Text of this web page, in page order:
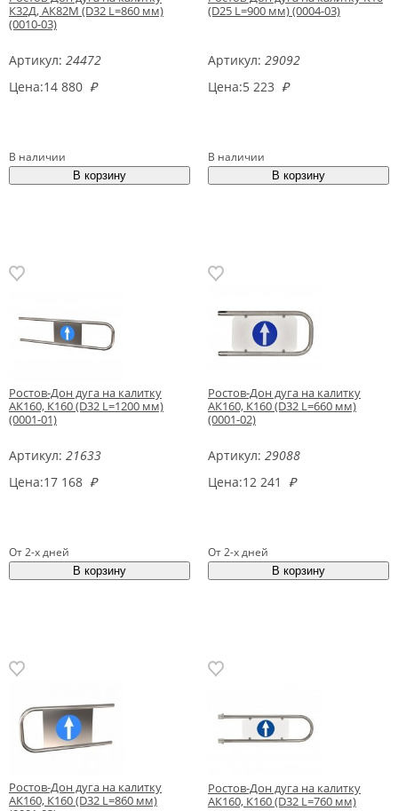
К32Д, АК82М (D32 L=860 мм)
(0010-03)
Артикул: 24472
Цена:14 880 ₽
В наличии
(D25 L=900 мм) (0004-03)
Артикул: 29092
Цена:5 223 ₽
В наличии
Ростов-Дон дуга на калитку
АК160, К160 (D32 L=1200 мм)
(0001-01)
Артикул: 21633
Цена:17 168 ₽
От 2-х дней
Ростов-Дон дуга на калитку
АК160, К160 (D32 L=660 мм)
(0001-02)
Артикул: 29088
Цена:12 241 ₽
От 2-х дней
Ростов-Дон дуга на калитку
АК160, К160 (D32 L=860 мм)
Ростов-Дон дуга на калитку
АК160, К160 (D32 L=760 мм)